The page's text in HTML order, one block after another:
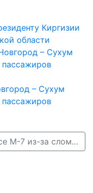
Киргизии
области
– Сухум
пассажиров
Нижегородцы встали в гигантской пробке на трассе М-7 из-за сломавшегося грузовика →